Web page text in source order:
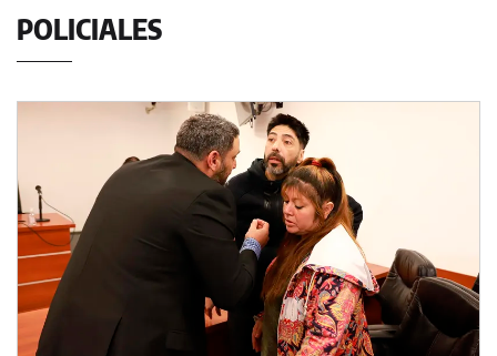
POLICIALES